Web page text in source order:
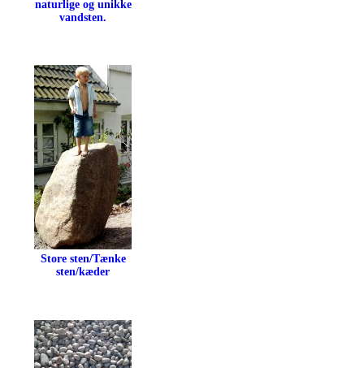
naturlige og unikke
vandsten.
Store sten/Tænke
sten/kæder